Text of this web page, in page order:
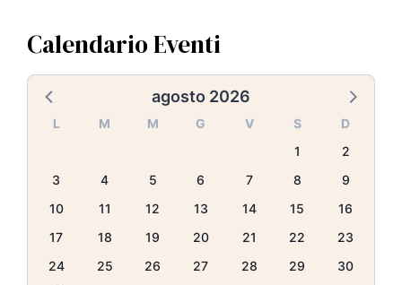
Calendario Eventi
agosto 2026
L M M G V S
D
1
2
3
4 5 6 7 8
9
10
11 12 13 14 15
16
17
18 19 20 21 22
23
24
25 26 27 28 29
30